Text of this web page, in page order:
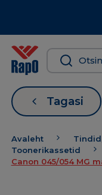
Tagasi
Avaleht
Toonerikassetid
Canon 045/054 MG